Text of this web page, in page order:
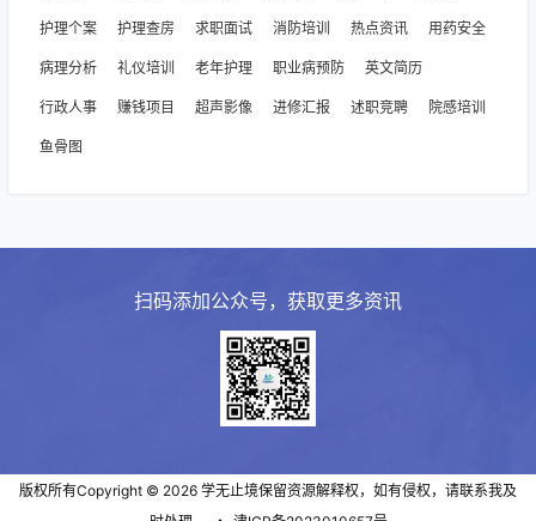
护理个案 护理查房 求职面试 消防培训 热点资讯 用药安全
病理分析 礼仪培训 老年护理 职业病预防 英文简历
行政人事 赚钱项目 超声影像 进修汇报 述职竞聘 院感培训
鱼骨图
扫码添加公众号，获取更多资讯
版权所有Copyright © 2026 学无止境保留资源解释权，如有侵权，请联系我及